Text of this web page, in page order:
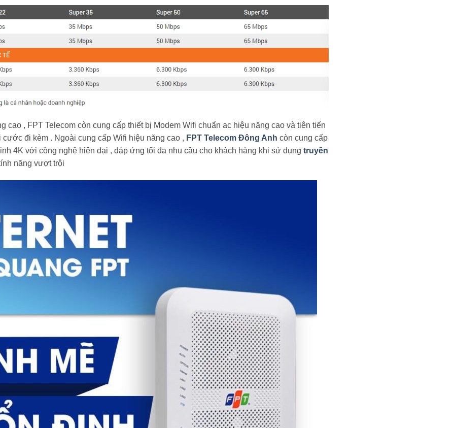
cao , FPT Telecom còn cung cấp thiết bị Modem Wifi chuẩn ac hiệu năng cao và tiên tiến
đi kèm . Ngoài cung cấp Wifi hiệu năng cao , FPT Telecom Đông Anh còn cung cấp
4K với công nghệ hiện đại , đáp ứng tối đa nhu cầu cho khách hàng khi sử dụng truyền
năng vượt trội